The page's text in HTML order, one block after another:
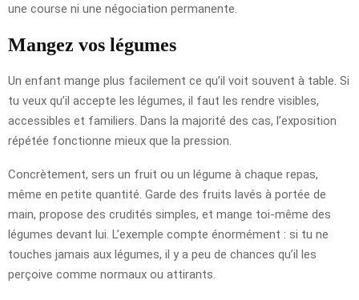
une course ni une négociation permanente.
Mangez vos légumes
Un enfant mange plus facilement ce qu’il voit souvent à table. Si
tu veux qu’il accepte les légumes, il faut les rendre visibles,
accessibles et familiers. Dans la majorité des cas, l’exposition
répétée fonctionne mieux que la pression.
Concrètement, sers un fruit ou un légume à chaque repas,
même en petite quantité. Garde des fruits lavés à portée de
main, propose des crudités simples, et mange toi-même des
légumes devant lui. L’exemple compte énormément : si tu ne
touches jamais aux légumes, il y a peu de chances qu’il les
perçoive comme normaux ou attirants.